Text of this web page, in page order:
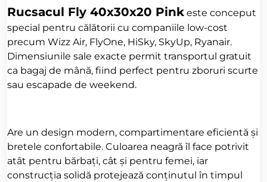
Rucsacul Fly 40x30x20 Pink este conceput
special pentru călătorii cu companiile low-cost
precum Wizz Air, FlyOne, HiSky, SkyUp, Ryanair.
Dimensiunile sale exacte permit transportul gratuit
ca bagaj de mână, fiind perfect pentru zboruri scurte
sau escapade de weekend.
Are un design modern, compartimentare eficientă și
bretele confortabile. Culoarea neagră îl face potrivit
atât pentru bărbați, cât și pentru femei, iar
construcția solidă protejează conținutul în timpul